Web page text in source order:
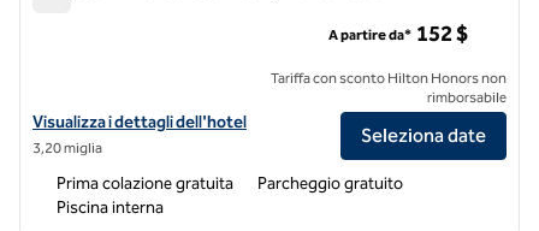
Visualizza i dettagli dell'hotel Hampton Inn & Suites Kittery-
Visualizza i dettagli dell'hotel
3,20 miglia
A partire da* 152 $
Tariffa con sconto Hilton Honors non
rimborsabile
Seleziona date
Prima colazione gratuita
Parcheggio gratuito
Piscina interna